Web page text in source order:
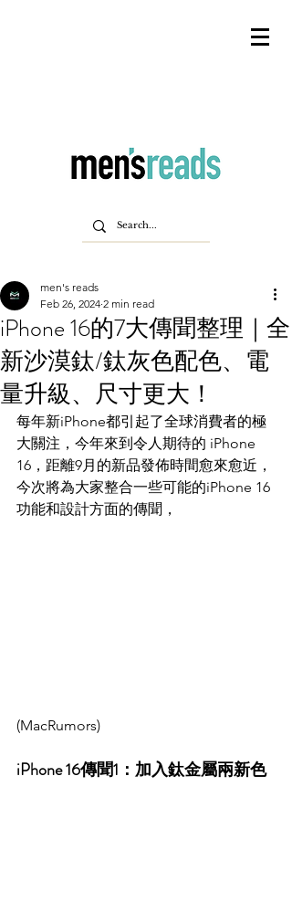
iPhone 16的7大傳聞整理｜全
新沙漠鈦/鈦灰色配色、電
量升級、尺寸更大！
men's reads
Feb 26, 2024 2 min read
每年新iPhone都引起了全球消費者的極
大關注，今年來到令人期待的 iPhone
16，距離9月的新品發佈時間愈來愈近，
今次將為大家整合一些可能的iPhone 16
功能和設計方面的傳聞，
(MacRumors)
iPhone 16傳聞1：加入鈦金屬兩新色